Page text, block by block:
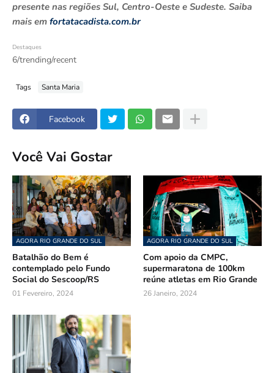
presente nas regiões Sul, Centro-Oeste e Sudeste. Saiba
mais em fortatacadista.com.br
Destaques
6/trending/recent
Tags Santa Maria
Facebook
Você Vai Gostar
AGORA RIO GRANDE DO SUL
Batalhão do Bem é
contemplado pelo Fundo
Social do Sescoop/RS
01 Fevereiro, 2024
AGORA RIO GRANDE DO SUL
Com apoio da CMPC,
supermaratona de 100km
reúne atletas em Rio Grande
26 Janeiro, 2024